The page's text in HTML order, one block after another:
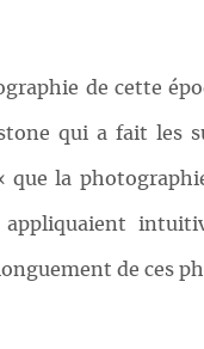
de cette
qui a fait les
que la
de ces